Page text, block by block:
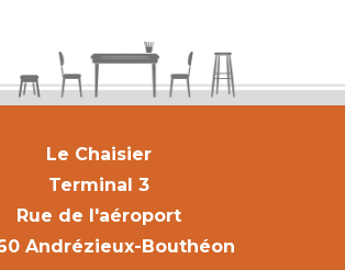
Le Chaisier
Terminal 3
Rue de l'aéroport
Andrézieux-Bouthéon